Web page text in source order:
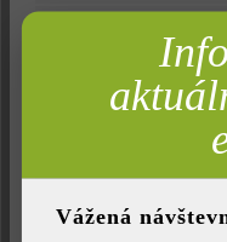
Množstvo
= 1 ks za 32,84
Komfort (funkčnosť
Vážená